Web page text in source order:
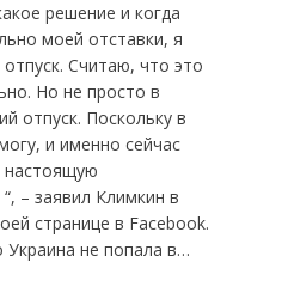
решение и когда
моей отставки, я
Считаю, что это
Но не просто в
отпуск. Поскольку в
и именно сейчас
настоящую
– заявил Климкин в
странице в Facebook.
не попала в…